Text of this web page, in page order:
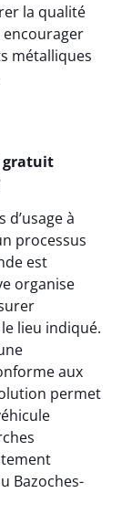
la qualité
encourager
métalliques
gratuit
d’usage à
processus
est
organise
lieu indiqué.
aux
permet
Bazoches-